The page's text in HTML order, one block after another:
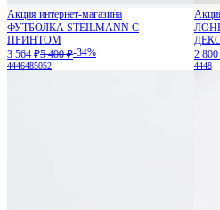
Акция интернет-магазина
ФУТБОЛКА STEILMANN С
ПРИНТОМ
3 564 ₽5 400 ₽-34%
4446485052
2
4448